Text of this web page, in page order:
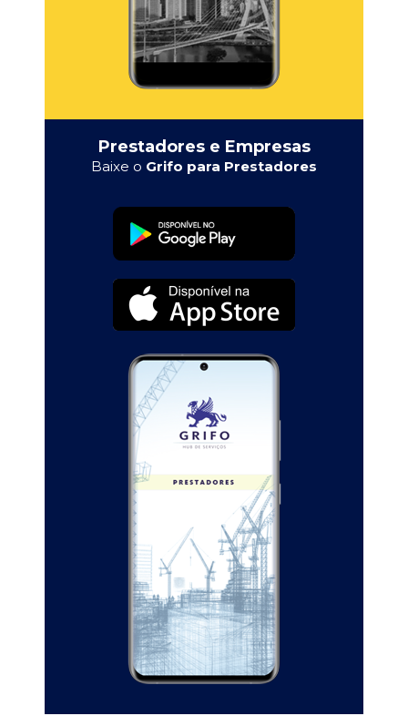
Prestadores e Empresas
Baixe o Grifo para Prestadores